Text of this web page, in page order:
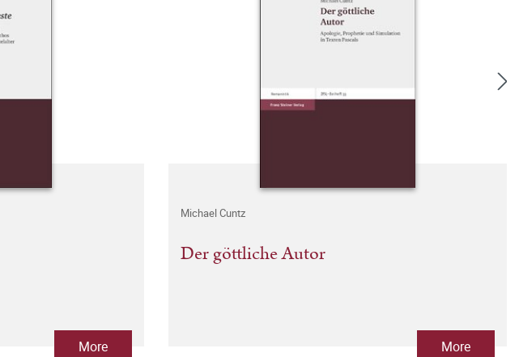
More
Michael Cuntz
Der göttliche Autor
More